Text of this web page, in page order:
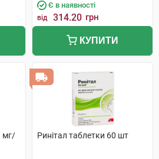
Є в наявності
від 314.20 грн
КУПИТИ
мг/
Ринітал таблетки 60 шт